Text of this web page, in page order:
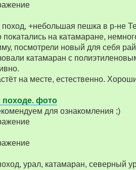
+небольшая пешка в р-не
покатались на катамаране,
посмотрели новый для себя
катамаран с
на месте, естественно.
походе. фото
для ознакомления ;)
урал, катамаран, северный